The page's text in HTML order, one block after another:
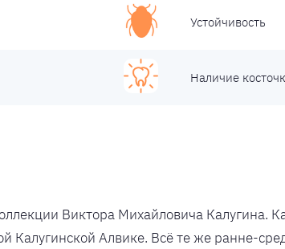
Устойчивость
Наличие
Виктора Михайловича Калугина.
Калугинской Алвике. Всё те же ранне-